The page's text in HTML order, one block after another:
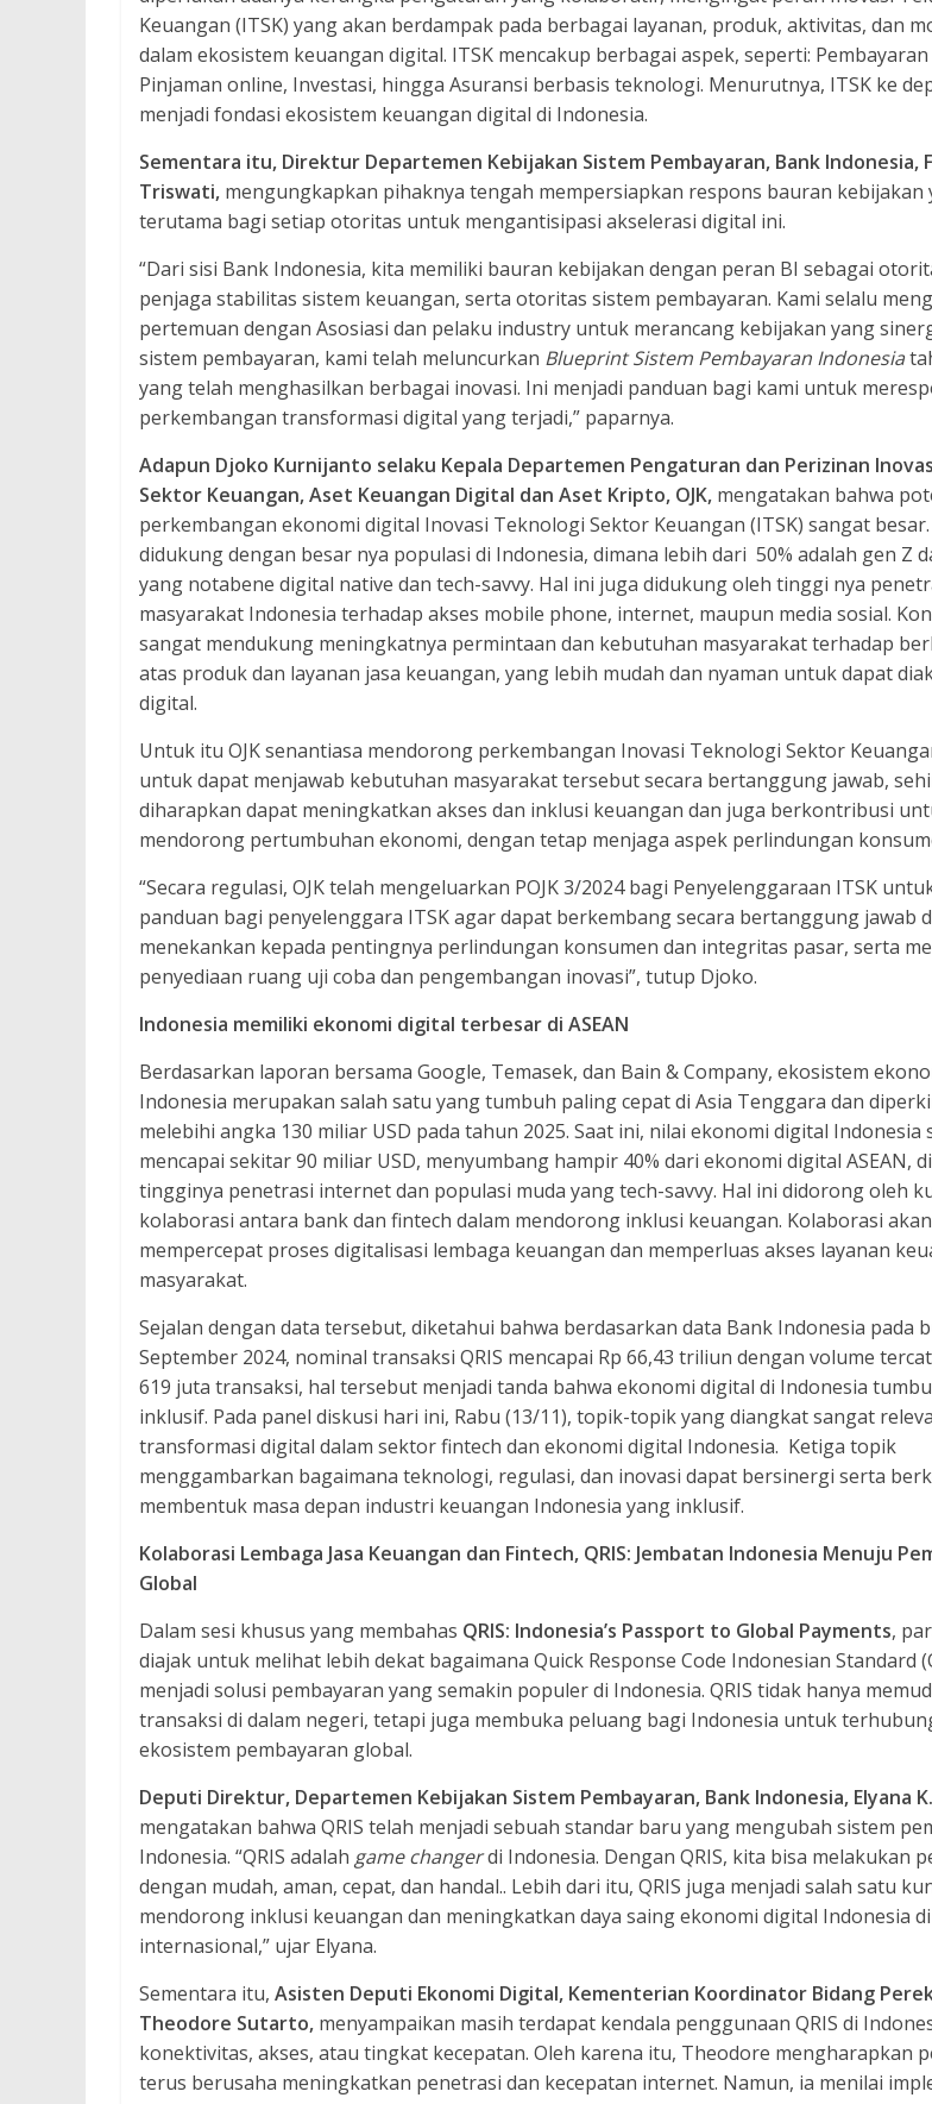
Keuangan (ITSK) yang akan berdampak pada berbagai layanan, produk, aktivitas, dan
dalam ekosistem keuangan digital. ITSK mencakup berbagai aspek, seperti:
Pinjaman online, Investasi, hingga Asuransi berbasis teknologi. Menurutnya, ITSK ke
menjadi fondasi ekosistem keuangan digital di Indonesia.
Sementara itu, Direktur Departemen Kebijakan Sistem Pembayaran, Bank Indonesia,
Triswati, mengungkapkan pihaknya tengah mempersiapkan respons bauran kebijakan
terutama bagi setiap otoritas untuk mengantisipasi akselerasi digital ini.
“Dari sisi Bank Indonesia, kita memiliki bauran kebijakan dengan peran BI sebagai
penjaga stabilitas sistem keuangan, serta otoritas sistem pembayaran. Kami selalu
pertemuan dengan Asosiasi dan pelaku industry untuk merancang kebijakan yang
sistem pembayaran, kami telah meluncurkan Blueprint Sistem Pembayaran Indonesia
yang telah menghasilkan berbagai inovasi. Ini menjadi panduan bagi kami untuk
perkembangan transformasi digital yang terjadi,” paparnya.
Adapun Djoko Kurnijanto selaku Kepala Departemen Pengaturan dan Perizinan
Sektor Keuangan, Aset Keuangan Digital dan Aset Kripto, OJK, mengatakan bahwa
perkembangan ekonomi digital Inovasi Teknologi Sektor Keuangan (ITSK) sangat
didukung dengan besar nya populasi di Indonesia, dimana lebih dari 50% adalah gen Z
yang notabene digital native dan tech-savvy. Hal ini juga didukung oleh tinggi nya
masyarakat Indonesia terhadap akses mobile phone, internet, maupun media sosial.
sangat mendukung meningkatnya permintaan dan kebutuhan masyarakat terhadap
atas produk dan layanan jasa keuangan, yang lebih mudah dan nyaman untuk dapat
digital.
Untuk itu OJK senantiasa mendorong perkembangan Inovasi Teknologi Sektor
untuk dapat menjawab kebutuhan masyarakat tersebut secara bertanggung jawab,
diharapkan dapat meningkatkan akses dan inklusi keuangan dan juga berkontribusi
mendorong pertumbuhan ekonomi, dengan tetap menjaga aspek perlindungan
“Secara regulasi, OJK telah mengeluarkan POJK 3/2024 bagi Penyelenggaraan ITSK
panduan bagi penyelenggara ITSK agar dapat berkembang secara bertanggung jawab
menekankan kepada pentingnya perlindungan konsumen dan integritas pasar, serta
penyediaan ruang uji coba dan pengembangan inovasi”, tutup Djoko.
Indonesia memiliki ekonomi digital terbesar di ASEAN
Berdasarkan laporan bersama Google, Temasek, dan Bain & Company, ekosistem
Indonesia merupakan salah satu yang tumbuh paling cepat di Asia Tenggara dan
melebihi angka 130 miliar USD pada tahun 2025. Saat ini, nilai ekonomi digital Indonesia
mencapai sekitar 90 miliar USD, menyumbang hampir 40% dari ekonomi digital ASEAN,
tingginya penetrasi internet dan populasi muda yang tech-savvy. Hal ini didorong oleh
kolaborasi antara bank dan fintech dalam mendorong inklusi keuangan. Kolaborasi akan
mempercepat proses digitalisasi lembaga keuangan dan memperluas akses layanan
masyarakat.
Sejalan dengan data tersebut, diketahui bahwa berdasarkan data Bank Indonesia pada
September 2024, nominal transaksi QRIS mencapai Rp 66,43 triliun dengan volume
619 juta transaksi, hal tersebut menjadi tanda bahwa ekonomi digital di Indonesia
inklusif. Pada panel diskusi hari ini, Rabu (13/11), topik-topik yang diangkat sangat
transformasi digital dalam sektor fintech dan ekonomi digital Indonesia. Ketiga topik
menggambarkan bagaimana teknologi, regulasi, dan inovasi dapat bersinergi serta
membentuk masa depan industri keuangan Indonesia yang inklusif.
Kolaborasi Lembaga Jasa Keuangan dan Fintech, QRIS: Jembatan Indonesia Menuju
Global
Dalam sesi khusus yang membahas QRIS: Indonesia’s Passport to Global Payments,
diajak untuk melihat lebih dekat bagaimana Quick Response Code Indonesian Standard
menjadi solusi pembayaran yang semakin populer di Indonesia. QRIS tidak hanya
transaksi di dalam negeri, tetapi juga membuka peluang bagi Indonesia untuk
ekosistem pembayaran global.
Deputi Direktur, Departemen Kebijakan Sistem Pembayaran, Bank Indonesia, Elyana
mengatakan bahwa QRIS telah menjadi sebuah standar baru yang mengubah sistem
Indonesia. “QRIS adalah game changerdi Indonesia. Dengan QRIS, kita bisa melakukan
dengan mudah, aman, cepat, dan handal.. Lebih dari itu, QRIS juga menjadi salah satu
mendorong inklusi keuangan dan meningkatkan daya saing ekonomi digital Indonesia
internasional,” ujar Elyana.
Sementara itu, Asisten Deputi Ekonomi Digital, Kementerian Koordinator Bidang
Theodore Sutarto, menyampaikan masih terdapat kendala penggunaan QRIS di
konektivitas, akses, atau tingkat kecepatan. Oleh karena itu, Theodore mengharapkan
terus berusaha meningkatkan penetrasi dan kecepatan internet. Namun, ia menilai